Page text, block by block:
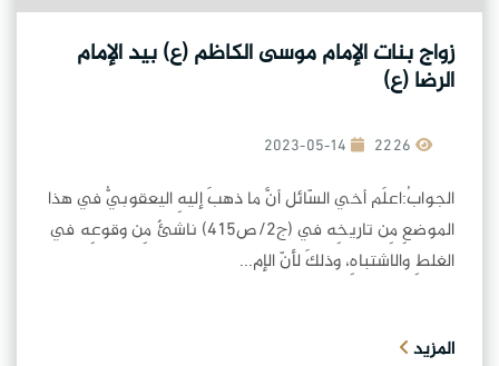
زواج بنات الإمام موسى الكاظم (ع) بيد الإمام
الرضا (ع)
2023-05-14
الجوابُ:اعلَم أخي السّائل أنَّ ما ذهبَ إليهِ اليعقوبيُّ في هذا
الموضعِ مِن تاريخِه في (ج2/ص415) ناشئٌ مِن وقوعِه في
الغلطِ والاشتباهِ، وذلكَ لأنّ الإم...
المزيد